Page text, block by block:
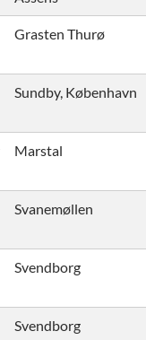
Grasten Thurø
Sundby, København
Marstal
Svanemøllen
Svendborg
Svendborg